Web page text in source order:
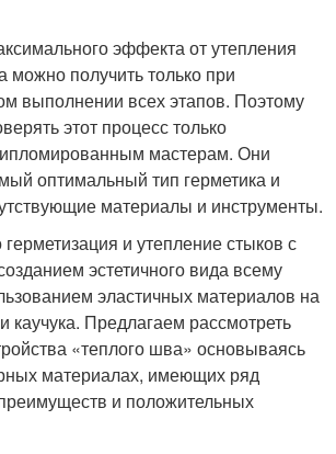
эффекта от утепления
можно получить только при
выполнении всех этапов. Поэтому
этот процесс только
мастерам. Они
оптимальный тип герметика и
материалы и инструменты.
и утепление стыков с
эстетичного вида всему
эластичных материалов на
каучука. Предлагаем рассмотреть
«теплого шва» основываясь
материалах, имеющих ряд
и положительных